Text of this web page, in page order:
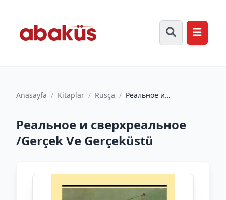
Anasayfa / Kitaplar / Rusça / Реальное и
Реальное и сверхреальное
/Gerçek Ve Gerçeküstü